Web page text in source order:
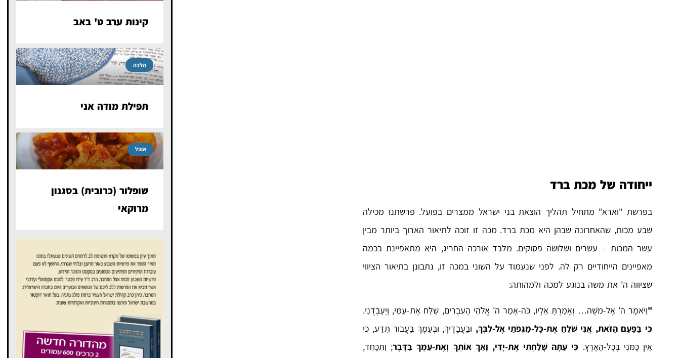
ייחודה של מכת ברד
בפרשת "וארא" מתחיל תהליך הוצאת בני ישראל ממצרים בפועל. פרשתנו מכילה
שבע מכות, שהאחרונה שבהן היא מכת ברד. מכה זו זוכה לתיאור הארוך ביותר מבין
עשר המכות – עשרים ושלושה פסוקים. מלבד אורכה החריג, היא מתאפיינת בכמה
מאפיינים הייחודיים רק לה. לפני שנעמוד על השוני במכה זו, נתבונן בתיאור הציווי
שציווה ה' את משה בנוגע למכה ולמהותה:
"וַיֹּאמֶר ה' אֶל-מֹשֶׁה… וְאָמַרְתָּ אֵלָיו, כֹּה-אָמַר ה' אֱלֹהֵי הָעִבְרִים, שַׁלַּח אֶת-עַמִּי, וְיַעַבְדֻנִי.
כִּי בַּפַּעַם הַזֹּאת, אֲנִי שֹׁלֵחַ אֶת-כָּל-מַגֵּפֹתַי אֶל-לִבְּךָ, וּבַעֲבָדֶיךָ, וּבְעַמֶּךָ בַּעֲבוּר תֵּדַע, כִּי
אֵין כָּמֹנִי בְּכָל-הָאָרֶץ. כִּי עַתָּה שָׁלַחְתִּי אֶת-יָדִי, וָאַךְ אוֹתְךָ וְאֶת-עַמְּךָ בַּדָּבֶר; וַתִּכָּחֵד,
קינות ערב ט' באב
הלכה
תפילת מודה אני
אוכל
שופלור (כרובית) בסגנון
מרוקאי